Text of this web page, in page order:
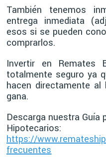
También tenemos
entrega inmediata
esos si se pueden
comprarlos.
Invertir en Remates
totalmente seguro ya
hacen directamente
gana.
Descarga nuestra Guía
Hipotecarios:
https://
frecuentes